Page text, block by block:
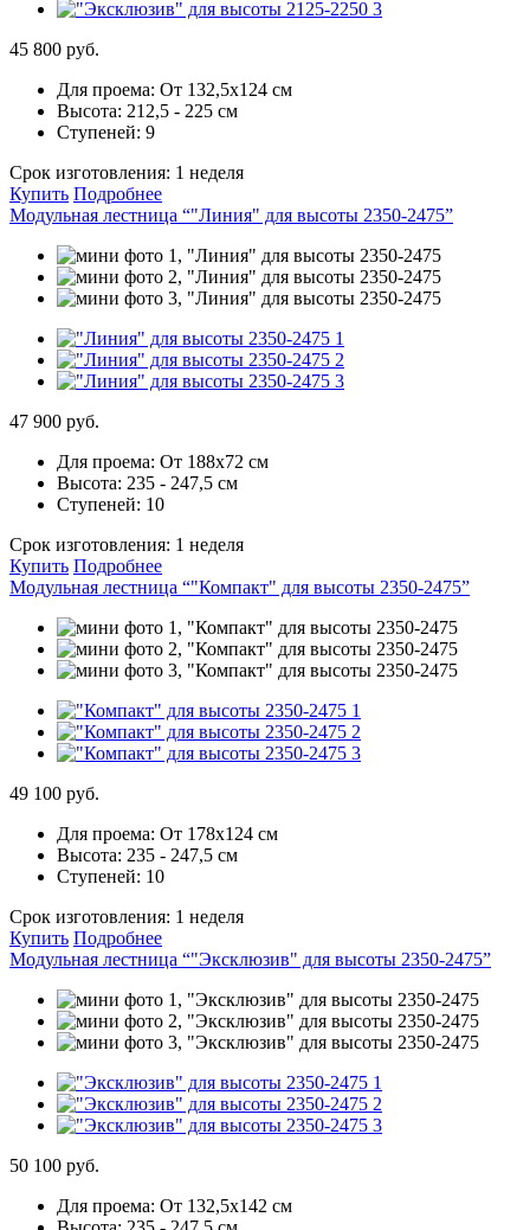
45 800 руб.
Для проема: От 132,5х124 см
Высота: 212,5 - 225 см
Ступеней: 9
Срок изготовления: 1 неделя
Купить Подробнее
Модульная лестница “"Линия" для высоты 2350-2475”
47 900 руб.
Для проема: От 188х72 см
Высота: 235 - 247,5 см
Ступеней: 10
Срок изготовления: 1 неделя
Купить Подробнее
Модульная лестница “"Компакт" для высоты 2350-2475”
49 100 руб.
Для проема: От 178х124 см
Высота: 235 - 247,5 см
Ступеней: 10
Срок изготовления: 1 неделя
Купить Подробнее
Модульная лестница “"Эксклюзив" для высоты 2350-2475”
50 100 руб.
Для проема: От 132,5х142 см